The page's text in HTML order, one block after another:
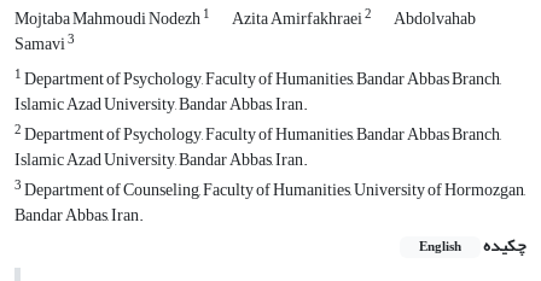
Mojtaba Mahmoudi Nodezh1 Azita Amirfakhraei2 Abdolvahab
Samavi3
1Department of Psychology, Faculty of Humanities, Bandar Abbas Branch,
Islamic Azad University, Bandar Abbas, Iran.
2Department of Psychology, Faculty of Humanities, Bandar Abbas Branch,
Islamic Azad University, Bandar Abbas, Iran.
3Department of Counseling, Faculty of Humanities, University of Hormozgan,
Bandar Abbas, Iran.
چکیده
English